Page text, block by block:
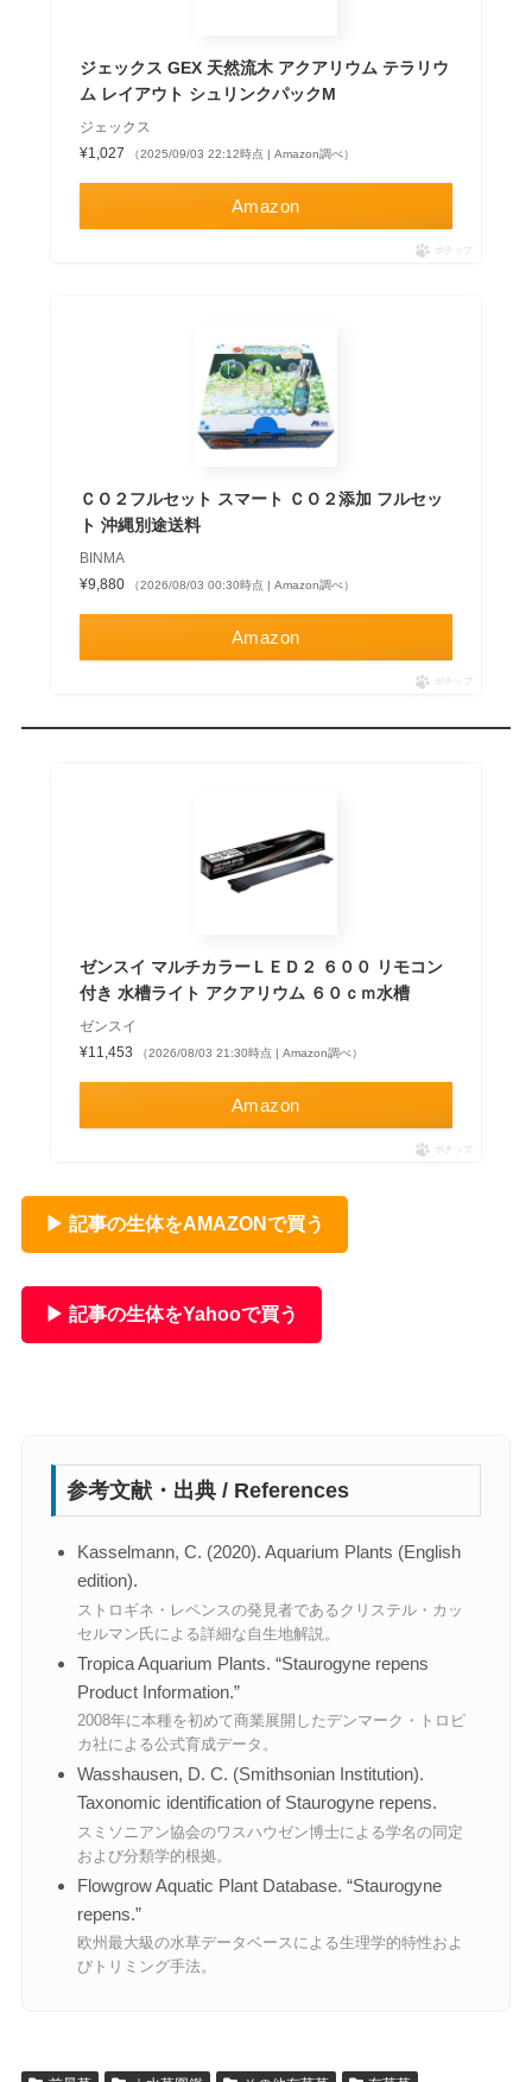
ジェックス GEX 天然流木 アクアリウム テラリウ
ム レイアウト シュリンクパックM
ジェックス
¥1,027
（2025/09/03 22:12時点 | Amazon調べ）
Amazon
ポチップ
ＣＯ２フルセット スマート ＣＯ２添加 フルセッ
ト 沖縄別途送料
BINMA
¥9,880
（2026/08/03 00:30時点 | Amazon調べ）
Amazon
ポチップ
ゼンスイ マルチカラーＬＥＤ２ ６００ リモコン
付き 水槽ライト アクアリウム ６０ｃｍ水槽
ゼンスイ
¥11,453
（2026/08/03 21:30時点 | Amazon調べ）
Amazon
ポチップ
▶ 記事の生体をAMAZONで買う
▶ 記事の生体をYahooで買う
参考文献・出典 / References
Kasselmann, C. (2020). Aquarium Plants (English
edition).
ストロギネ・レペンスの発見者であるクリステル・カッ
セルマン氏による詳細な自生地解説。
Tropica Aquarium Plants. “Staurogyne repens
Product Information.”
2008年に本種を初めて商業展開したデンマーク・トロピ
カ社による公式育成データ。
Wasshausen, D. C. (Smithsonian Institution).
Taxonomic identification of Staurogyne repens.
スミソニアン協会のワスハウゼン博士による学名の同定
および分類学的根拠。
Flowgrow Aquatic Plant Database. “Staurogyne
repens.”
欧州最大級の水草データベースによる生理学的特性およ
びトリミング手法。